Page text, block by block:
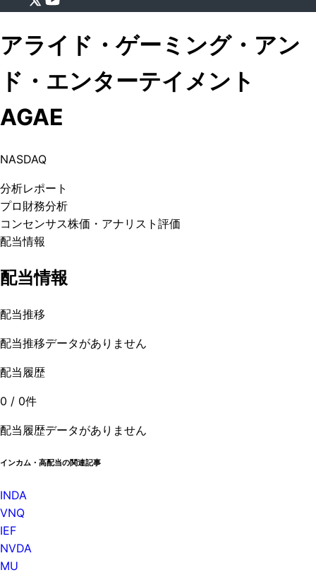
アライド・ゲーミング・アン
ド・エンターテイメント
AGAE
NASDAQ
分析レポート
プロ 財務分析
コンセンサス株価 ・アナリスト評価
配当情報
配当情報
配当推移
配当推移データがありません
配当履歴
0 / 0件
配当履歴データがありません
インカム・高配当の関連記事
INDA
VNQ
IEF
NVDA
MU